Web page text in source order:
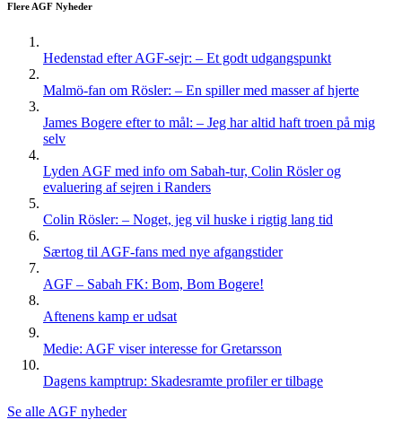
Flere AGF Nyheder
Hedenstad efter AGF-sejr: – Et godt udgangspunkt
Malmö-fan om Rösler: – En spiller med masser af hjerte
James Bogere efter to mål: – Jeg har altid haft troen på mig
selv
Lyden AGF med info om Sabah-tur, Colin Rösler og
evaluering af sejren i Randers
Colin Rösler: – Noget, jeg vil huske i rigtig lang tid
Særtog til AGF-fans med nye afgangstider
AGF – Sabah FK: Bom, Bom Bogere!
Aftenens kamp er udsat
Medie: AGF viser interesse for Gretarsson
Dagens kamptrup: Skadesramte profiler er tilbage
Se alle AGF nyheder